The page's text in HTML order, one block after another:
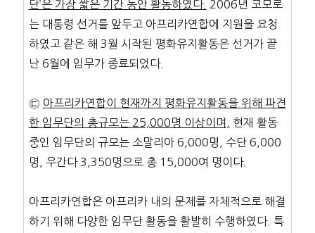
단’은 가장 짧은 기간 동안 활동하였다. 2006년 코모로
는 대통령 선거를 앞두고 아프리카연합에 지원을 요청
하였고 같은 해 3월 시작된 평화유지활동은 선거가 끝
난 6월에 임무가 종료되었다.
㉢ 아프리카연합이 현재까지 평화유지활동을 위해 파견
한 임무단의 총규모는 25,000명 이상이며 , 현재 활동
중인 임무단의 규모는 소말리아 6,000명, 수단 6,000
명, 우간다 3,350명으로 총 15,000여 명이다.
아프리카연합은 아프리카 내의 문제를 자체적으로 해결
하기 위해 다양한 임무단 활동을 활발히 수행하였다. 특